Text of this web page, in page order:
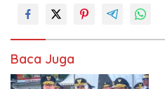
Baca Juga